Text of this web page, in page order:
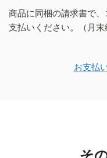
商品に同梱の請求書で
支払いください。（月末
お支払